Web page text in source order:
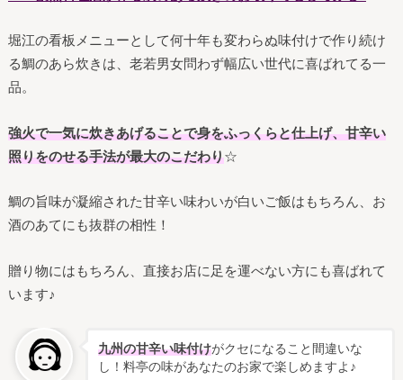
堀江の看板メニューとして何十年も変わらぬ味付けで作り続け
る鯛のあら炊きは、老若男女問わず幅広い世代に喜ばれてる一
品。
強火で一気に炊きあげることで身をふっくらと仕上げ、甘辛い
照りをのせる手法が最大のこだわり☆
鯛の旨味が凝縮された甘辛い味わいが白いご飯はもちろん、お
酒のあてにも抜群の相性！
贈り物にはもちろん、直接お店に足を運べない方にも喜ばれて
います♪
九州の甘辛い味付けがクセになること間違いな
し！料亭の味があなたのお家で楽しめますよ♪